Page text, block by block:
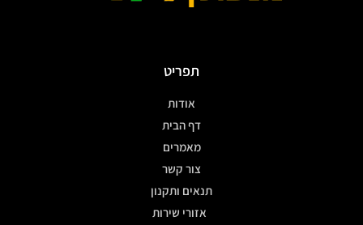
תפריט
אודות
דף הבית
מאמרים
צור קשר
תנאים ותקנון
אזורי שירות